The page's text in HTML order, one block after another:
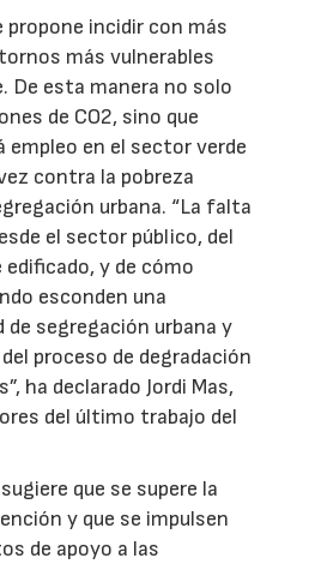
incidir con más
más vulnerables
De esta manera no solo
de CO2, sino que
empleo en el sector verde
contra la pobreza
urbana. “La falta
el sector público, del
edificado, y de cómo
esconden una
de segregación urbana y
proceso de degradación
ha declarado Jordi Mas,
del último trabajo del
que se supere la
y que se impulsen
de apoyo a las